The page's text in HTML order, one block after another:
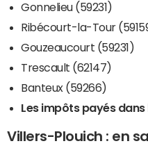
Gonnelieu (59231)
Ribécourt-la-Tour
Gouzeaucourt (59231)
Trescault (62147)
Banteux (59266)
Les impôts payés dans
Villers-Plouich : en